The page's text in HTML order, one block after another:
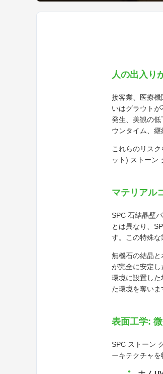
人の出入り
接客業、医療
いはグラウト
発生、美観の
ウンタイム、
これらのリス
ット) ストーン
マテリアル
SPC 石結晶壁
とは異なり、
す。この特殊な
無機石の結晶
が完全に安定
環境に設置し
た環境を奪いま
表面工学:
SPC ストーン
ーキテクチャを